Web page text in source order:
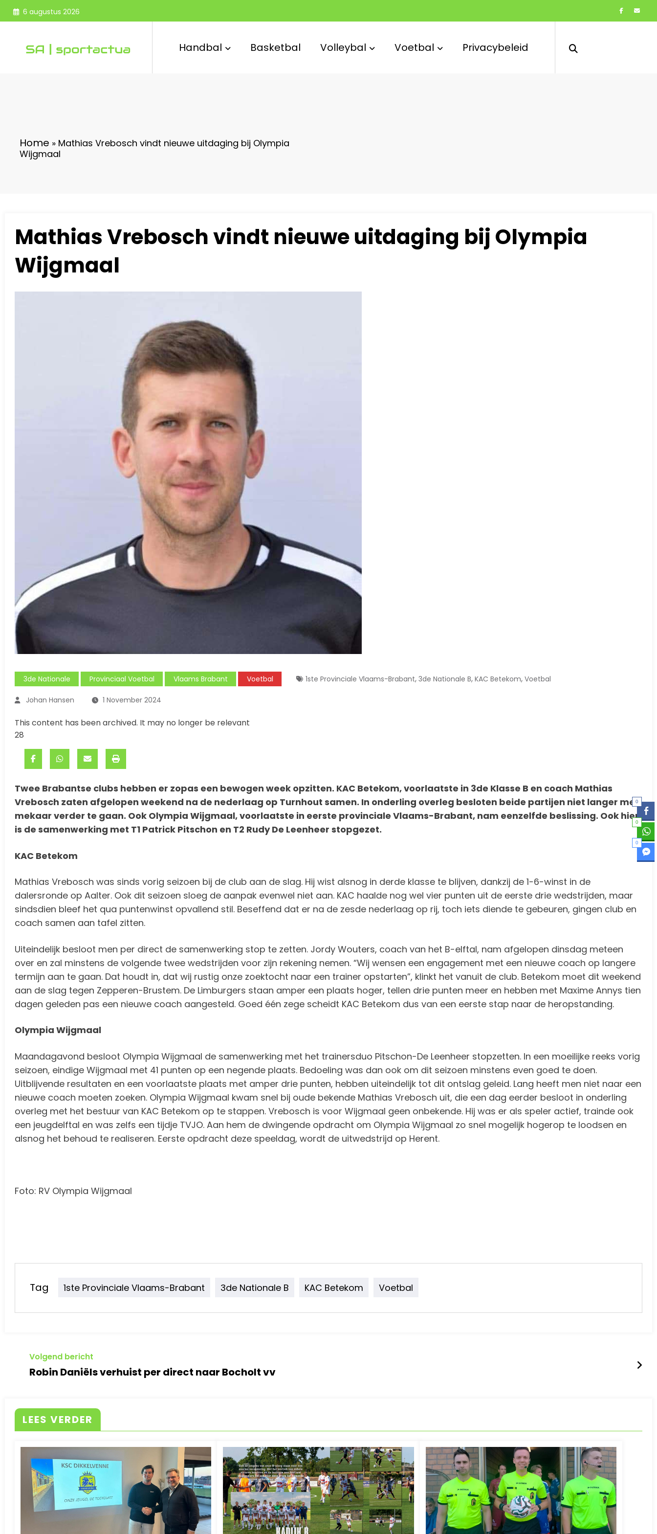
Spring
naar
6 augustus 2026
Handbal Basketbal Volleybal Voetbal Privacybeleid
Home » Mathias Vrebosch vindt nieuwe uitdaging bij Olympia
Wijgmaal
Mathias Vrebosch vindt nieuwe uitdaging bij Olympia
Wijgmaal
3de Nationale Provinciaal Voetbal Vlaams Brabant Voetbal 1ste Provinciale Vlaams-Brabant, 3de Nationale B, KAC Betekom, Voetbal
Johan Hansen 1 November 2024
This content has been archived. It may no longer be relevant
28
Twee Brabantse clubs hebben er zopas een bewogen week opzitten. KAC Betekom, voorlaatste in 3de Klasse B en coach Mathias
Vrebosch zaten afgelopen weekend na de nederlaag op Turnhout samen. In onderling overleg besloten beide partijen niet langer met
mekaar verder te gaan. Ook Olympia Wijgmaal, voorlaatste in eerste provinciale Vlaams-Brabant, nam eenzelfde beslissing. Ook hier
is de samenwerking met T1 Patrick Pitschon en T2 Rudy De Leenheer stopgezet.
KAC Betekom
Mathias Vrebosch was sinds vorig seizoen bij de club aan de slag. Hij wist alsnog in derde klasse te blijven, dankzij de 1-6-winst in de
dalersronde op Aalter. Ook dit seizoen sloeg de aanpak evenwel niet aan. KAC haalde nog wel vier punten uit de eerste drie wedstrijden, maar
sindsdien bleef het qua puntenwinst opvallend stil. Beseffend dat er na de zesde nederlaag op rij, toch iets diende te gebeuren, gingen club en
coach samen aan tafel zitten.
Uiteindelijk besloot men per direct de samenwerking stop te zetten. Jordy Wouters, coach van het B-elftal, nam afgelopen dinsdag meteen
over en zal minstens de volgende twee wedstrijden voor zijn rekening nemen. “Wij wensen een engagement met een nieuwe coach op langere
termijn aan te gaan. Dat houdt in, dat wij rustig onze zoektocht naar een trainer opstarten”, klinkt het vanuit de club. Betekom moet dit weekend
aan de slag tegen Zepperen-Brustem. De Limburgers staan amper een plaats hoger, tellen drie punten meer en hebben met Maxime Annys tien
dagen geleden pas een nieuwe coach aangesteld. Goed één zege scheidt KAC Betekom dus van een eerste stap naar de heropstanding.
Olympia Wijgmaal
Maandagavond besloot Olympia Wijgmaal de samenwerking met het trainersduo Pitschon-De Leenheer stopzetten. In een moeilijke reeks vorig
seizoen, eindige Wijgmaal met 41 punten op een negende plaats. Bedoeling was dan ook om dit seizoen minstens even goed te doen.
Uitblijvende resultaten en een voorlaatste plaats met amper drie punten, hebben uiteindelijk tot dit ontslag geleid. Lang heeft men niet naar een
nieuwe coach moeten zoeken. Olympia Wijgmaal kwam snel bij oude bekende Mathias Vrebosch uit, die een dag eerder besloot in onderling
overleg met het bestuur van KAC Betekom op te stappen. Vrebosch is voor Wijgmaal geen onbekende. Hij was er als speler actief, trainde ook
een jeugdelftal en was zelfs een tijdje TVJO. Aan hem de dwingende opdracht om Olympia Wijgmaal zo snel mogelijk hogerop te loodsen en
alsnog het behoud te realiseren. Eerste opdracht deze speeldag, wordt de uitwedstrijd op Herent.
Foto: RV Olympia Wijgmaal
Tag 1ste Provinciale Vlaams-Brabant 3de Nationale B KAC Betekom Voetbal
Volgend bericht
Robin Daniëls verhuist per direct naar Bocholt vv
LEES VERDER
0
0
0